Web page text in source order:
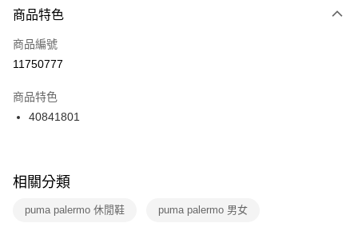
３．安心：先確認商品／服務後，再付款。
【「AFTEE先享後付」結帳流程】
１．於結帳方式選擇「AFTEE先享後付」後，將跳轉至「AFTEE先享後付」
２．訂單成立數日內，您將收到繳費通知簡訊。
３．收到繳費通知簡訊後14天內，點擊此簡訊中的連結，可透過四大超商／
ATM／網路銀行／等多元方式進行付款，方視為交易完成。
※ 交易是否成功請以「AFTEE先享後付 」之結帳頁面顯示為準，若有關於
是否繳費成功／繳費後需取消欲退款等相關疑問，請聯繫「AFTEE先享後付
客戶支援中心」https://netprotections.freshdesk.com/support/home
每筆NT$100，滿NT$1,500(含以上)免運費
宅配
每筆NT$100，滿NT$1,500(含以上)免運費
付款後門市自取
每筆NT$100，滿NT$1,500(含以上)免運費
商品特色
商品編號
11750777
商品特色
40841801
相關分類
puma palermo 休閒鞋 puma palermo 男女